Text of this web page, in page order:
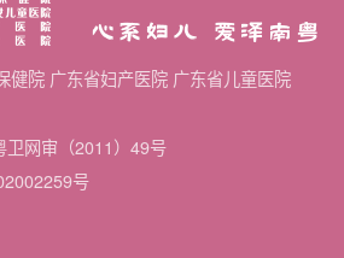
心系妇儿 爱泽南粤
健院 广东省妇产医院 广东省儿童医院
卫网审（2011）49号
号